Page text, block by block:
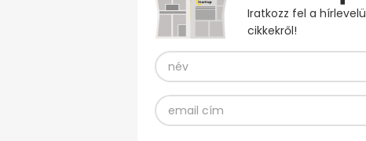
Iratkozz fel a
cikkekről!